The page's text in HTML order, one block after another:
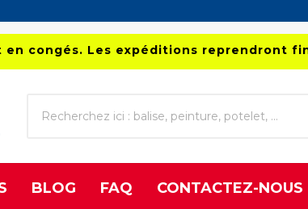
en congés. Les expéditions reprendront
BLOG FAQ CONTACTEZ-NOUS